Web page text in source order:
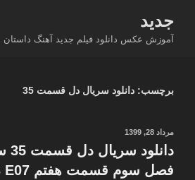
محتوا
جدید
آموزش عکس دانلود فیلم جدید آهنگ داستان مدل
برچسب: دانلود سریال دل قسمت 35
نوشته‌شده
مرداد 28, 1399
فصل سوم قسمت هفتم S03 E07